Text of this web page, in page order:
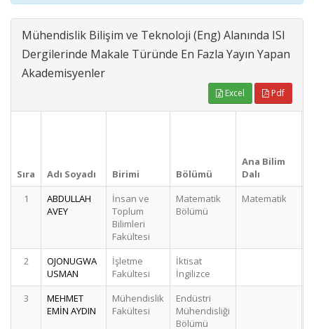
Mühendislik Bilişim ve Teknoloji (Eng) Alanında ISI
Dergilerinde Makale Türünde En Fazla Yayın Yapan
Akademisyenler
Excel Pdf
Sıra Adı Soyadı Birimi Bölümü
Ana Bilim
Dalı
1
ABDULLAH
AVEY
İnsan ve
Toplum
Bilimleri
Fakültesi
Matematik
Bölümü
Matematik
2
OJONUGWA
USMAN
İşletme
Fakültesi
İktisat
İngilizce
3
MEHMET
EMİN AYDIN
Mühendislik
Fakültesi
Endüstri
Mühendisliği
Bölümü